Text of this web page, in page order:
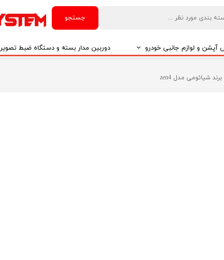
جستجو
و لوازم جانبی خودرو دوربین مدار بسته و دستگاه ضبط تصویر